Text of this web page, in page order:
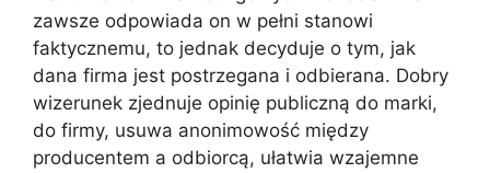
zawsze odpowiada on w pełni stanowi
faktycznemu, to jednak decyduje o tym, jak
dana firma jest postrzegana i odbierana. Dobry
wizerunek zjednuje opinię publiczną do marki,
do firmy, usuwa anonimowość między
producentem a odbiorcą, ułatwia wzajemne